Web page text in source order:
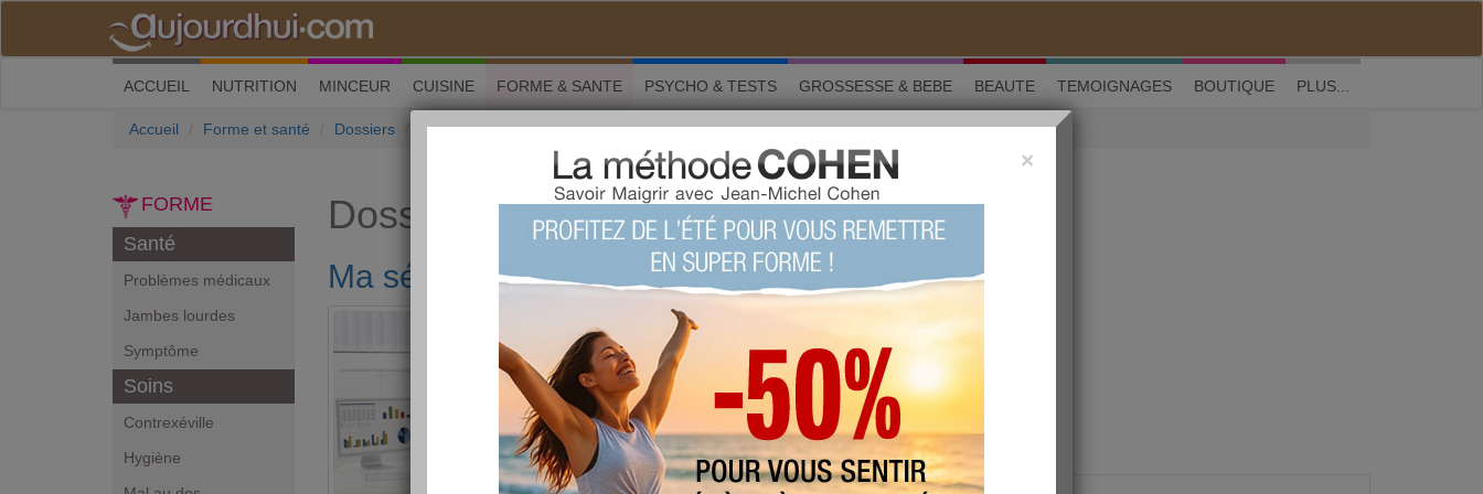
M'inscrire| Me connecter| ? Visite guidée
ACCUEIL (current)
NUTRITION MINCEUR CUISINE FORME & SANTE PSYCHO & TESTS GROSSESSE & BEBE BEAUTE TEMOIGNAGES BOUTIQUE PLUS...
Accueil Forme et santé Dossiers Ma séance stretching au bureau
FORME
Santé
Problèmes médicaux
Jambes lourdes
Symptôme
Soins
Contrexéville
Hygiène
Dossiers Forme & santé
Ma séance stretching au bureau
LU 25782 fois COMMENTÉ 3 fois
TAGS:
lourdes
assouplissements,mal de dos
relaxation
douleur
AUTEUR : Anna Montauban
vendredi 10 novembre 2017
×